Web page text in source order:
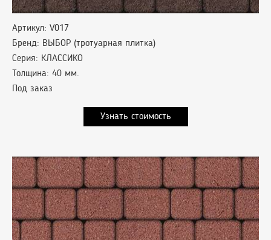
Артикул: V017
Бренд: ВЫБОР (тротуарная плитка)
Серия: КЛАССИКО
Толщина: 40 мм.
Под заказ
Узнать стоимость